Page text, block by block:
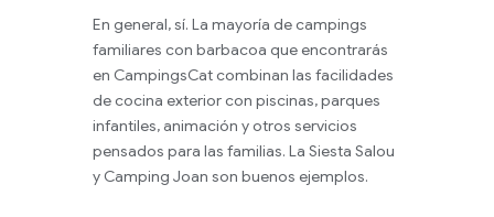
En general, sí. La mayoría de campings
familiares con barbacoa que encontrarás
en CampingsCat combinan las facilidades
de cocina exterior con piscinas, parques
infantiles, animación y otros servicios
pensados para las familias. La Siesta Salou
y Camping Joan son buenos ejemplos.